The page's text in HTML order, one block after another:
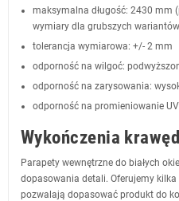
maksymalna długość: 2430 mm
wymiary dla grubszych wariantów
tolerancja wymiarowa: +/- 2 mm
odporność na wilgoć:
odporność na zarysowania:
odporność na promieniowanie
Wykończenia
Parapety wewnętrzne do białych
dopasowania detali. Oferujemy
pozwalają dopasować produkt do